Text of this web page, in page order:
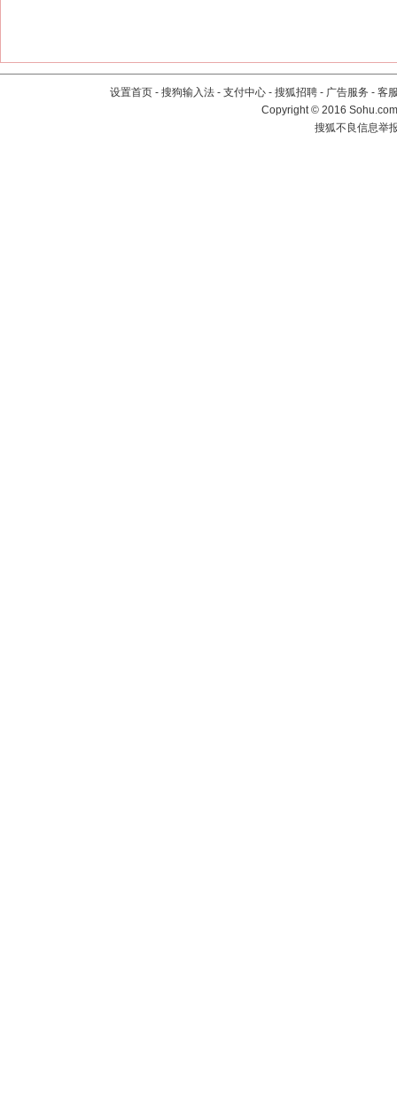
设置首页 - 搜狗输入法 - 支付中心 - 搜狐招聘 - 广告服务 - 客
Copyright©2016
搜狐不良信息举